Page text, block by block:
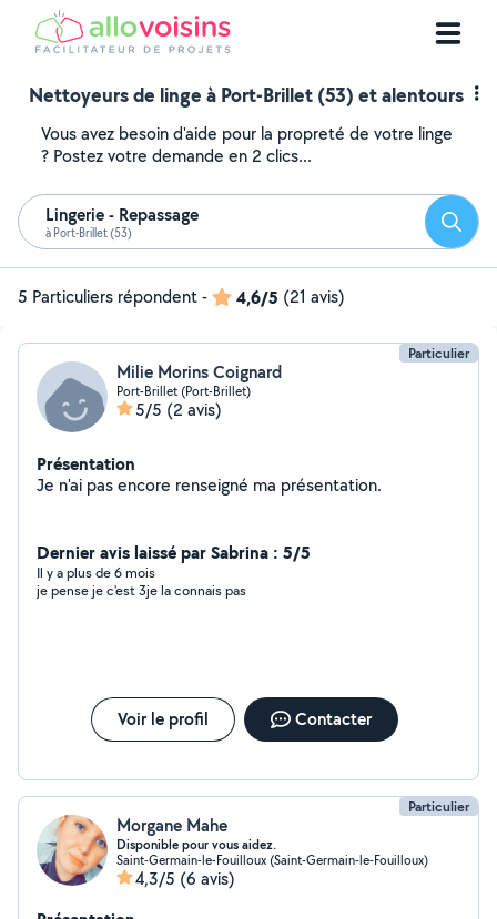
Nettoyeurs de linge à Port-Brillet (53) et alentours
Vous avez besoin d'aide pour la propreté de votre linge
? Postez votre demande en 2 clics...
Lingerie - Repassage
à Port-Brillet (53)
5 Particuliers répondent- 4,6/5 (21 avis)
Particulier
Milie Morins Coignard
Port-Brillet (Port-Brillet)
5/5 (2 avis)
Présentation
Je n'ai pas encore renseigné ma présentation.
Dernier avis laissé par Sabrina : 5/5
Il y a plus de 6 mois
je pense je c'est 3je la connais pas
Voir le profil Contacter
Particulier
Morgane Mahe
Disponible pour vous aidez.
Saint-Germain-le-Fouilloux (Saint-Germain-le-Fouilloux)
4,3/5 (6 avis)